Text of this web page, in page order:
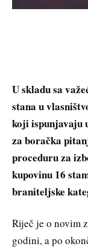
U skladu sa
stana u
koji ispunjavaju
za boračka
proceduru za
kupovinu 16
braniteljske
Riječ je o novim
godini, a po